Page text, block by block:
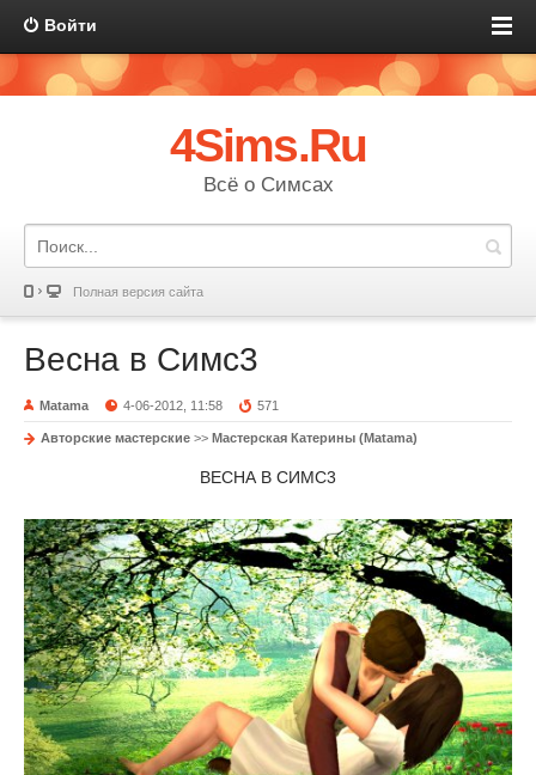
Войти
4Sims.Ru
Всё о Симсах
Полная версия сайта
Весна в Симс3
Matama 4-06-2012, 11:58 571
Авторские мастерские >> Мастерская Катерины (Matama)
ВЕСНА В СИМС3